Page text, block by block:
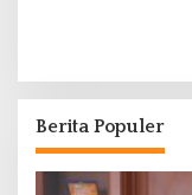
Berita Populer